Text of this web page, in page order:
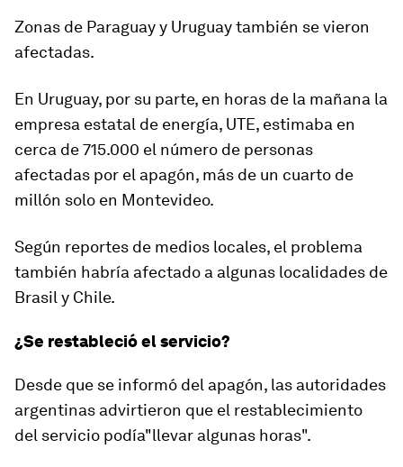
Zonas de Paraguay y Uruguay también se vieron
afectadas.
En Uruguay, por su parte, en horas de la mañana la
empresa estatal de energía, UTE, estimaba en
cerca de 715.000 el número de personas
afectadas por el apagón, más de un cuarto de
millón solo en Montevideo.
Según reportes de medios locales, el problema
también habría afectado a algunas localidades de
Brasil y Chile.
¿Se restableció el servicio?
Desde que se informó del apagón, las autoridades
argentinas advirtieron que el restablecimiento
del servicio podía"llevar algunas horas".